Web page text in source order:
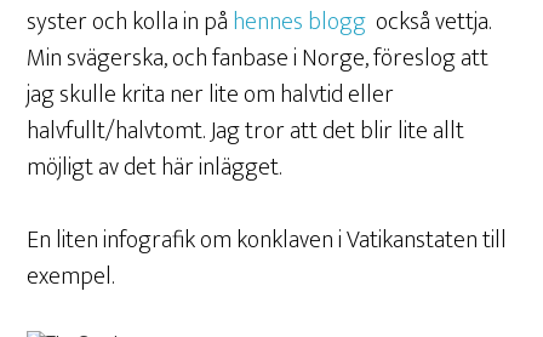
syster och kolla in påhennes blogg också vettja.
Min svägerska, och fanbase i Norge, föreslog att
jag skulle krita ner lite om halvtid eller
halvfullt/halvtomt. Jag tror att det blir lite allt
möjligt av det här inlägget.
En liten infografik om konklaven i Vatikanstaten till
exempel.